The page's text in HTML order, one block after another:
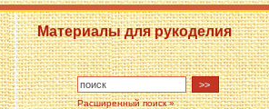
Материалы для рукоделия
Расширенный поиск »